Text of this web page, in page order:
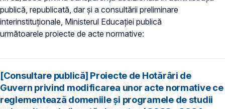
publică, republicată, dar și a consultării preliminare
interinstituționale, Ministerul Educaţiei publică
următoarele proiecte de acte normative:
[Consultare publică] Proiecte de Hotărâri de
Guvern privind modificarea unor acte normative ce
reglementează domeniile şi programele de studii